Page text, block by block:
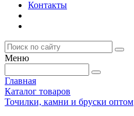
Контакты
Меню
Главная
Каталог товаров
Точилки, камни и бруски оптом